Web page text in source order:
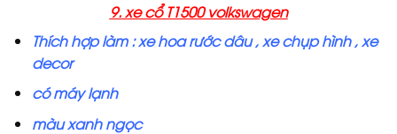
9. xe cổ T1500 volkswagen
Thích hợp làm : xe hoa rước dâu , xe chụp hình , xe
decor
có máy lạnh
màu xanh ngọc